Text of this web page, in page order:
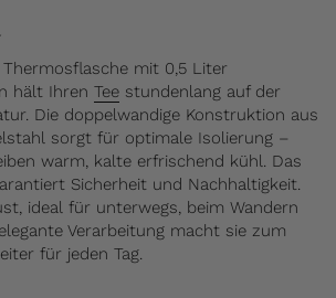
Thermosflasche mit 0,5 Liter
hält Ihren Tee stundenlang auf der
Die doppelwandige Konstruktion aus
sorgt für optimale Isolierung –
warm, kalte erfrischend kühl. Das
Sicherheit und Nachhaltigkeit.
ideal für unterwegs, beim Wandern
Verarbeitung macht sie zum
für jeden Tag.